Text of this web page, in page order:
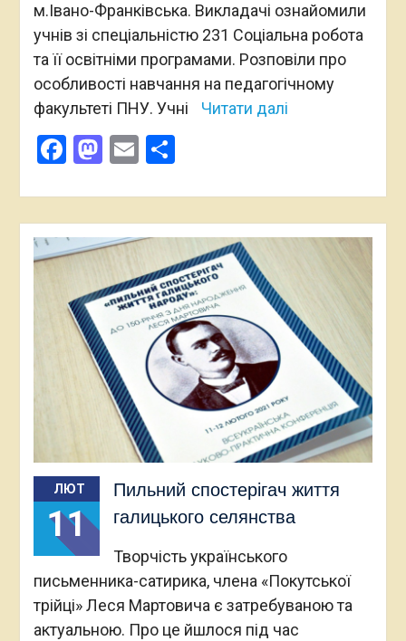
м.Івано-Франківська. Викладачі ознайомили
учнів зі спеціальністю 231 Соціальна робота
та її освітніми програмами. Розповіли про
особливості навчання на педагогічному
факультеті ПНУ. Учні
Читати далі
Facebook
Mastodon
Email
ЛЮТ
11
Пильний спостерігач життя
галицького селянства
Творчість українського
письменника-сатирика, члена «Покутської
трійці» Леся Мартовича є затребуваною та
актуальною. Про це йшлося під час